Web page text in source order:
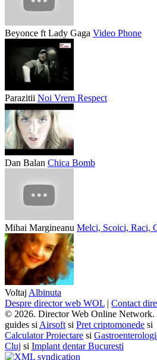
Beyonce ft Lady Gaga Video Phone
Parazitii Noi Vrem Respect
Dan Balan Chica Bomb
Mihai Margineanu Melci, Scoici, Raci,
Voltaj Albinuta
Despre director web WOL | Contact
© 2026. Director Web Online Network.
guides si Airsoft si Pret criptomonede si
Calculator Proiectare si
Cluj si Implant dentar Bucuresti